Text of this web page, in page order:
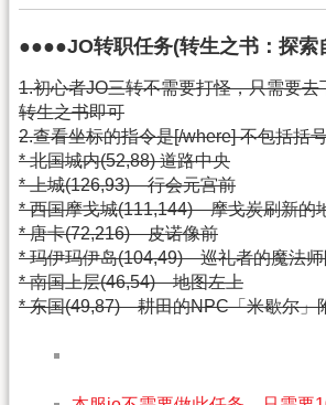
●●●●JO转职任务(转生之书：探索
1.初心者JO三转不需要打怪，只需要去
转生之书即可
2.查看坐标的指令是[/where] 不包括括
* 北国城内(52,88) 道路中央
* 上城(126,93) 行会元宫前
* 西国摩戈城(111,144) 摩戈炭刷新的
* 唐卡(72,216) 皮诺像前
* 玛伊玛伊岛(104,49) 巡礼者的魔法
* 南国上层(46,54) 地图左上
* 东国(49,87) 耕田的NPC「米歇尔」